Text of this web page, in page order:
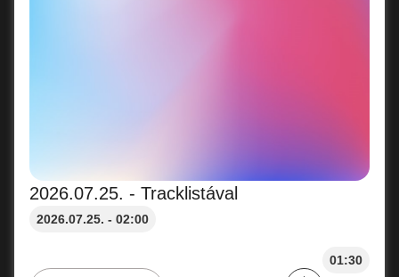
2026.07.25. - Tracklistával
2026.07.25. - 02:00
01:30